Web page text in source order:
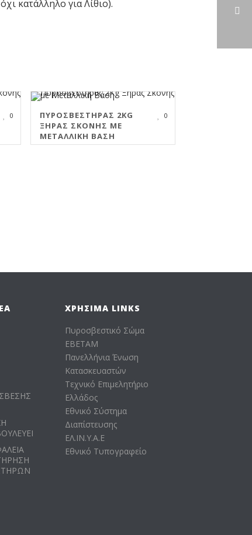
κατάλληλο για Λίθιο).
0 0
ΠΥΡΟΣΒΕΣΤΉΡΑΣ 2KG
ΞΗΡΆΣ ΣΚΌΝΗΣ ΜΕ
ΜΕΤΑΛΛΙΚΉ ΒΆΣΗ
ΧΡΉΣΙΜΑ LINKS
Πυροσβεστικό Σώμα
ΕΒΕΤΑΜ
Πανελλήνια Ένωση
Κατασκευαστών
Τεχνικό Επιμελητήριο
Ελλάδος
Εθνικό Σύστημα
Διαπίστευσης
ΕΛ.ΙΝ.Υ.Α.Ε
Εθνικό Τυπογραφείο